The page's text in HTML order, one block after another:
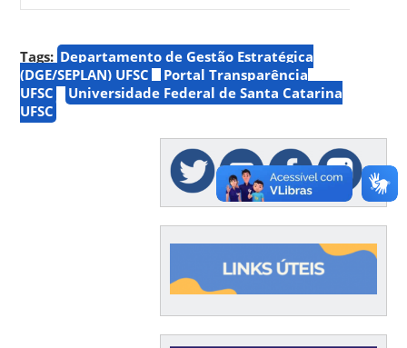
Tags: Departamento de Gestão Estratégica
(DGE/SEPLAN) UFSC
Portal Transparência
UFSC
Universidade Federal de Santa Catarina
UFSC